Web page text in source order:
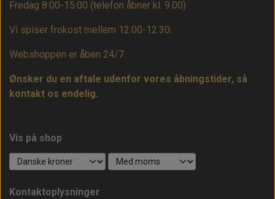
Fredag 8:00-15:00 (telefon åbner kl. 9.00)
Vi spiser frokost mellem 12.00-12.30.
Webshoppen er åben 24/7.
Ønsker du en aftale udenfor vores åbningstider, så
kontakt os endelig.
Vis på shop
Kontaktoplysninger